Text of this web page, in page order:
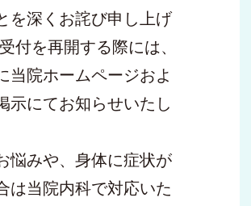
を深くお詫び申し上げ
付を再開する際には、
当院ホームページおよ
示にてお知らせいたし
悩みや、身体に症状が
は当院内科で対応いた